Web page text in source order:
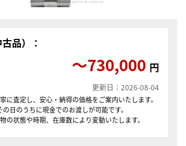
品）：
〜730,000 円
更新日：2026-08-04
に査定し、安心・納得の価格をご案内いたします。
の日のうちに現金でのお渡しが可能です。
の状態や時期、在庫数により変動いたします。